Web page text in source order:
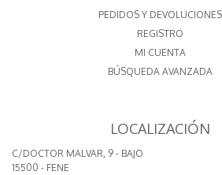
PEDIDOS Y DEVOLUCIONES
REGISTRO
MI CUENTA
BÚSQUEDA AVANZADA
LOCALIZACIÓN
C/DOCTOR MALVAR, 9 - BAJO
15500 - FENE